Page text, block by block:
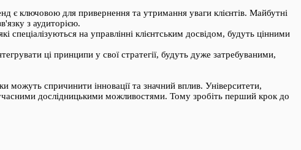
є ключовою для привернення та утримання уваги клієнтів. Майбутні
з аудиторією.
спеціалізуються на управлінні клієнтським досвідом, будуть цінними
ці принципи у свої стратегії, будуть дуже затребуваними,
спричинити інновації та значний вплив. Університети,
дослідницькими можливостями. Тому зробіть перший крок до